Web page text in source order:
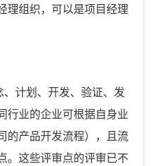
理组织，可以是项目经理
计划、开发、验证、发
行业的企业可根据自身业
的产品开发流程），且流
。这些评审点的评审已不